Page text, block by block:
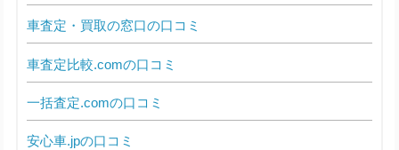
車査定・買取の窓口の口コミ
車査定比較.comの口コミ
一括査定.comの口コミ
安心車.jpの口コミ